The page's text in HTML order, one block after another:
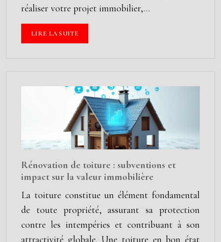
réaliser votre projet immobilier,…
LIRE LA SUITE
Rénovation de toiture : subventions et
impact sur la valeur immobilière
La toiture constitue un élément fondamental
de toute propriété, assurant sa protection
contre les intempéries et contribuant à son
attractivité globale. Une toiture en bon état